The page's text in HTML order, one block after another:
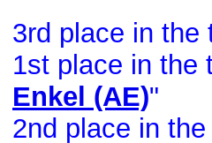
3rd place in the
1st place in the
Enkel (AE)"
2nd place in